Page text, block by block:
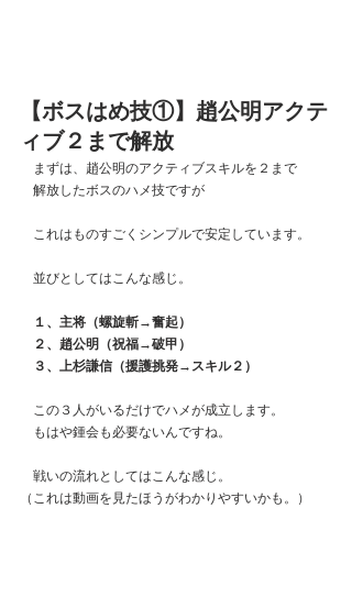
【ボスはめ技①】趙公明アクテ
ィブ２まで解放
まずは、趙公明のアクティブスキルを２まで
解放したボスのハメ技ですが
これはものすごくシンプルで安定しています。
並びとしてはこんな感じ。
１、主将（螺旋斬→奮起）
２、趙公明（祝福→破甲）
３、上杉謙信（援護挑発→スキル２）
この３人がいるだけでハメが成立します。
もはや鍾会も必要ないんですね。
戦いの流れとしてはこんな感じ。
（これは動画を見たほうがわかりやすいかも。）